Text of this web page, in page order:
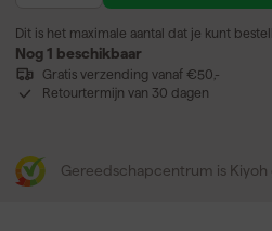
Dit is het maximale aantal dat je kunt
Nog 1 beschikbaar
Gratis verzending vanaf €50,-
Retourtermijn van 30 dagen
Gereedschapcentrum is